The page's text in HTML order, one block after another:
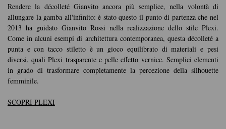
Rendere la décolleté Gianvito ancora più semplice, nella volontà di
allungare la gamba all'infinito: è stato questo il punto di partenza che nel
2013 ha guidato Gianvito Rossi nella realizzazione dello stile Plexi.
Come in alcuni esempi di architettura contemporanea, questa décolleté a
punta e con tacco stiletto è un gioco equilibrato di materiali e pesi
diversi, quali Plexi trasparente e pelle effetto vernice. Semplici elementi
in grado di trasformare completamente la percezione della silhouette
femminile.
SCOPRI PLEXI